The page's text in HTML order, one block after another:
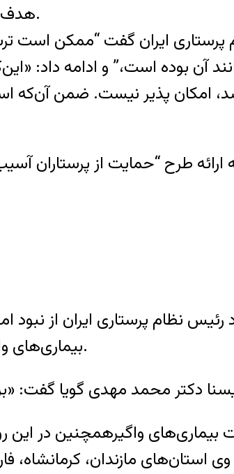
هدف از ارائه طرح “حمایت از پرستاران آسیب‌دیده شغلی” حمایت از پرستاران آسیب‌دیده است.
پرستاری ایران گفت “ممکن است
آن بوده است،” و ادامه داد:
امکان پذیر نیست. ضمن آن‌که
ارائه طرح “حمایت از پرستاران
رئیس نظام پرستاری ایران از
بیماری‌های واگیر وزارت بهداشت نیزاز کمبود مراکز مربوط با افراد در معرض چنین بیماری‌هایی خبر داد.
واگیرهمچنین در این
استان‌های مازندان،